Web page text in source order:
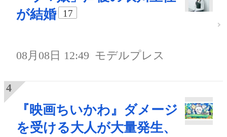
が結婚
17
08月08日 12:49 モデルプレス
『映画ちいかわ』ダメージ
を受ける大人が大量発生、